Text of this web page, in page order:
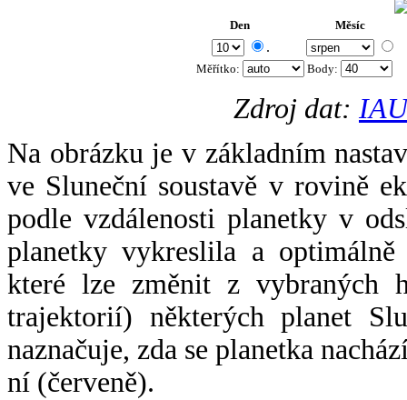
Den Měsíc
.
Měřítko: Body:
Zdroj dat:
Na obrázku je v základním
ve Sluneční soustavě v rovině
podle vzdálenosti planetky v
planetky vykreslila a
které lze změnit z vybraných
trajektorií) některých planet
naznačuje, zda se planetka
ní (červeně).